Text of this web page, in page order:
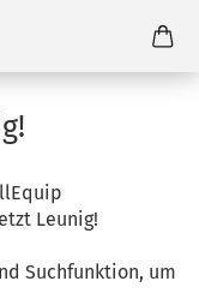
Leunig!
Suchfunktion, um